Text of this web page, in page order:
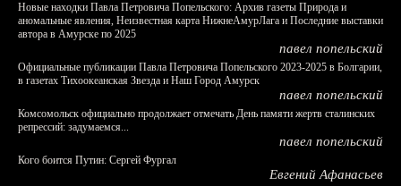
Новые находки Павла Петровича Попельского: Архив газеты Природа и
аномальные явления, Неизвестная карта НижнеАмурЛага и Последние выставки
автора в Амурске по 2025
павел попельский
Официальные публикации Павла Петровича Попельского 2023-2025 в Болгарии,
в газетах Тихоокеанская Звезда и Наш Город Амурск
павел попельский
Комсомольск официально продолжает отмечать День памяти жертв сталинских
репрессий: задумаемся...
павел попельский
Кого боится Путин: Сергей Фургал
Евгений Афанасьев